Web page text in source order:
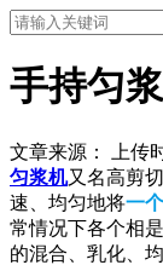
手持匀
文章来源： 上传
匀浆机又名高剪
速、均匀地将一
常情况下各个相
的混合、乳化、